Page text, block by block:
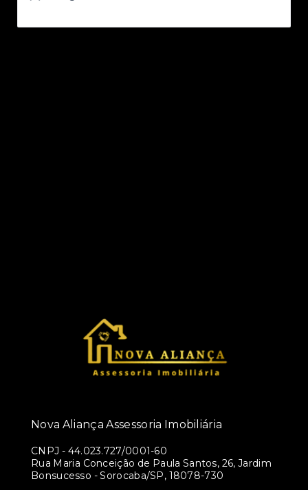
Nova Aliança Assessoria Imobiliária
CNPJ - 44.023.727/0001-60
Rua Maria Conceição de Paula Santos, 26, Jardim
Bonsucesso - Sorocaba/SP, 18078-730